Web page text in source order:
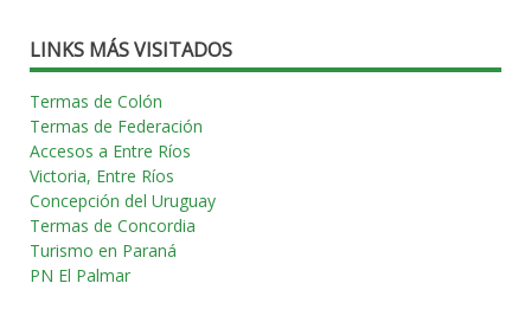
LINKS MÁS VISITADOS
Termas de Colón
Termas de Federación
Accesos a Entre Ríos
Victoria, Entre Ríos
Concepción del Uruguay
Termas de Concordia
Turismo en Paraná
PN El Palmar